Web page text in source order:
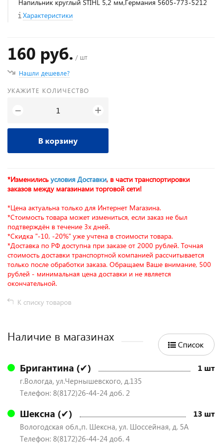
Напильник круглый STIHL 5,2 мм,Германия 5605-773-5212
Характеристики
160 руб. / шт
Нашли дешевле?
УКАЖИТЕ КОЛИЧЕСТВО
− +
В корзину
*Изменились условия Доставки, в части транспортировки
заказов между магазинами торговой сети!
*Цена актуальна только для Интернет Магазина.
*Стоимость товара может измениться, если заказ не был
подтверждён в течение 3х дней.
*Скидка "-10, -20%" уже учтена в стоимости товара.
*Доставка по РФ доступна при заказе от 2000 рублей. Точная
стоимость доставки транспортной компанией рассчитывается
только после обработки заказа. Обращаем Ваше внимание, 500
рублей - минимальная цена доставки и не является
окончательной.
К списку товаров
Наличие в магазинах
Список
Бригантина (✔) 1 шт
г.Вологда, ул.Чернышевского, д.135
Телефон: 8(8172)26-44-24 доб. 2
Шексна (✔) 13 шт
Вологодская обл.,п. Шексна, ул. Шоссейная, д. 5А
Телефон: 8(8172)26-44-24 доб. 4